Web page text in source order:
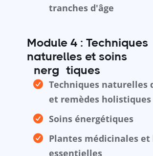
tranches d'âge
Module 4 : Techniques
naturelles et soins
énergétiques
Techniques naturelles
et remèdes holistiques
Soins énergétiques
Plantes médicinales
essentielles